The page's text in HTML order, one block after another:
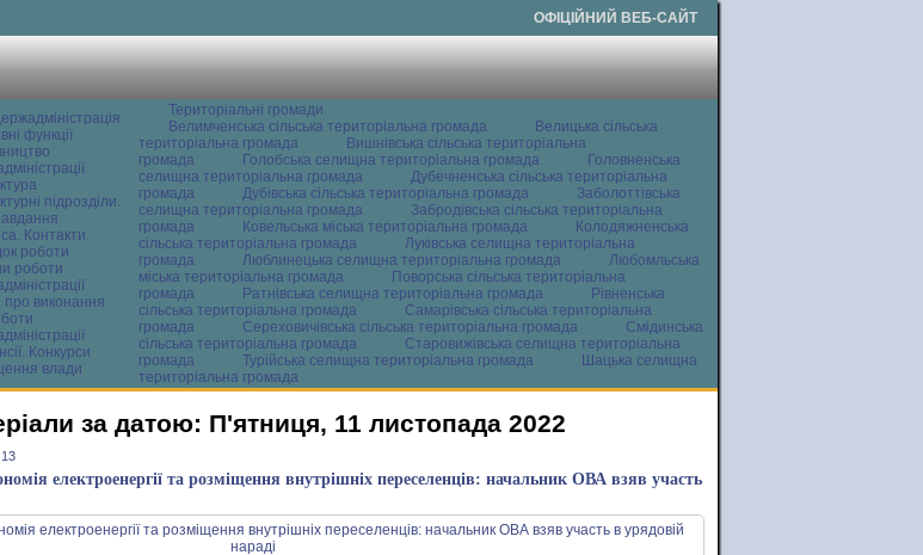
ОФІЦІЙНИЙ ВЕБ-САЙТ
функції
підрозділи.
Контакти.
роботи
роботи
про виконання
Конкурси
влади
Територіальні громади
Велимченська сільська територіальна громада
Велицька сільська
територіальна громада
Вишнівська сільська територіальна
громада
Голобська селищна територіальна громада
Головненська
селищна територіальна громада
Дубечненська сільська територіальна
громада
Дубівська сільська територіальна громада
Заболоттівська
селищна територіальна громада
Забродівська сільська територіальна
громада
Ковельська міська територіальна громада
Колодяжненська
сільська територіальна громада
Луківська селищна територіальна
громада
Люблинецька селищна територіальна громада
Любомльська
міська територіальна громада
Поворська сільська територіальна
громада
Ратнівська селищна територіальна громада
Рівненська
сільська територіальна громада
Самарівська сільська територіальна
громада
Сереховичівська сільська територіальна громада
Смідинська
сільська територіальна громада
Старовижівська селищна територіальна
громада
Турійська селищна територіальна громада
Шацька селищна
територіальна громада
за датою: П'ятниця, 11 листопада 2022
електроенергії та розміщення внутрішніх переселенців: начальник ОВА взяв участь